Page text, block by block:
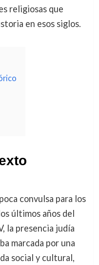
religiosas que
en esos siglos.
convulsa para los
últimos años del
la presencia judía
marcada por una
social y cultural,